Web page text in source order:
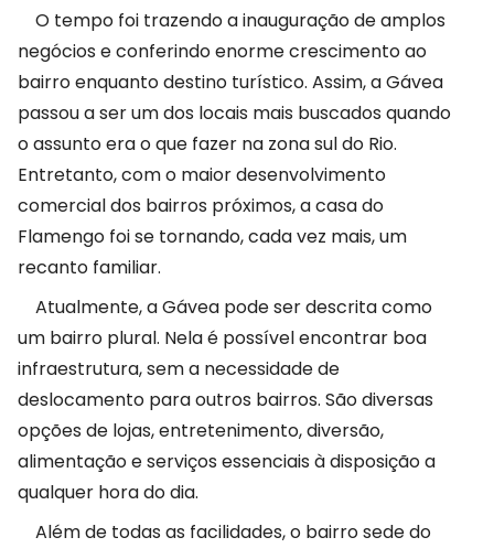
O tempo foi trazendo a inauguração de amplos
negócios e conferindo enorme crescimento ao
bairro enquanto destino turístico. Assim, a Gávea
passou a ser um dos locais mais buscados quando
o assunto era o que fazer na zona sul do Rio.
Entretanto, com o maior desenvolvimento
comercial dos bairros próximos, a casa do
Flamengo foi se tornando, cada vez mais, um
recanto familiar.
Atualmente, a Gávea pode ser descrita como
um bairro plural. Nela é possível encontrar boa
infraestrutura, sem a necessidade de
deslocamento para outros bairros. São diversas
opções de lojas, entretenimento, diversão,
alimentação e serviços essenciais à disposição a
qualquer hora do dia.
Além de todas as facilidades, o bairro sede do